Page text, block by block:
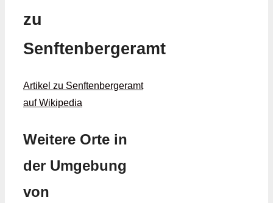
zu
Senftenbergeramt
Artikel zu Senftenbergeramt
auf Wikipedia
Weitere Orte in
der Umgebung
von